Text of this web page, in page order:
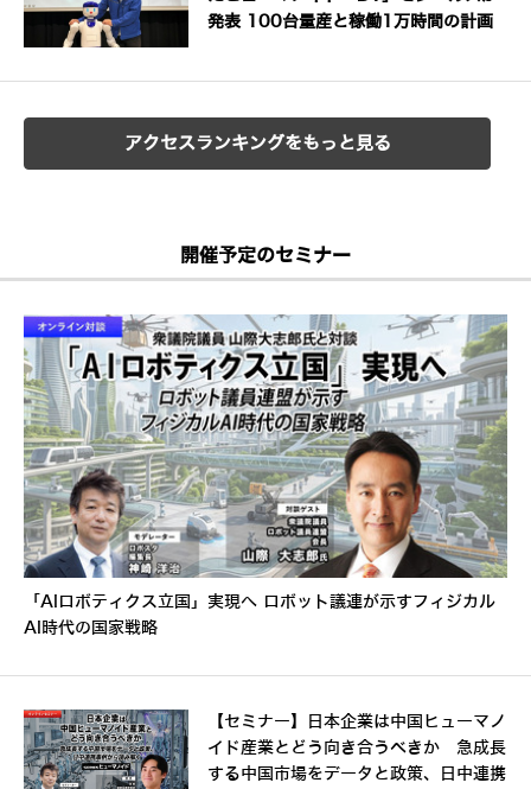
発表 100台量産と稼働1万時間の計画
アクセスランキングをもっと見る
開催予定のセミナー
「AIロボティクス立国」実現へ ロボット議連が示すフィジカル
AI時代の国家戦略
【セミナー】日本企業は中国ヒューマノ
イド産業とどう向き合うべきか 急成長
する中国市場をデータと政策、日中連携